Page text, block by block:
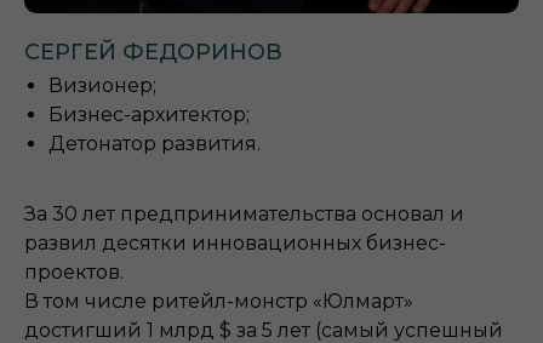
СЕРГЕЙ ФЕДОРИНОВ
Визионер;
Бизнес-архитектор;
Детонатор развития.
За 30 лет предпринимательства основал и
развил десятки инновационных бизнес-
проектов.
В том числе ритейл-монстр «Юлмарт»
достигший 1 млрд $ за 5 лет (самый успешный